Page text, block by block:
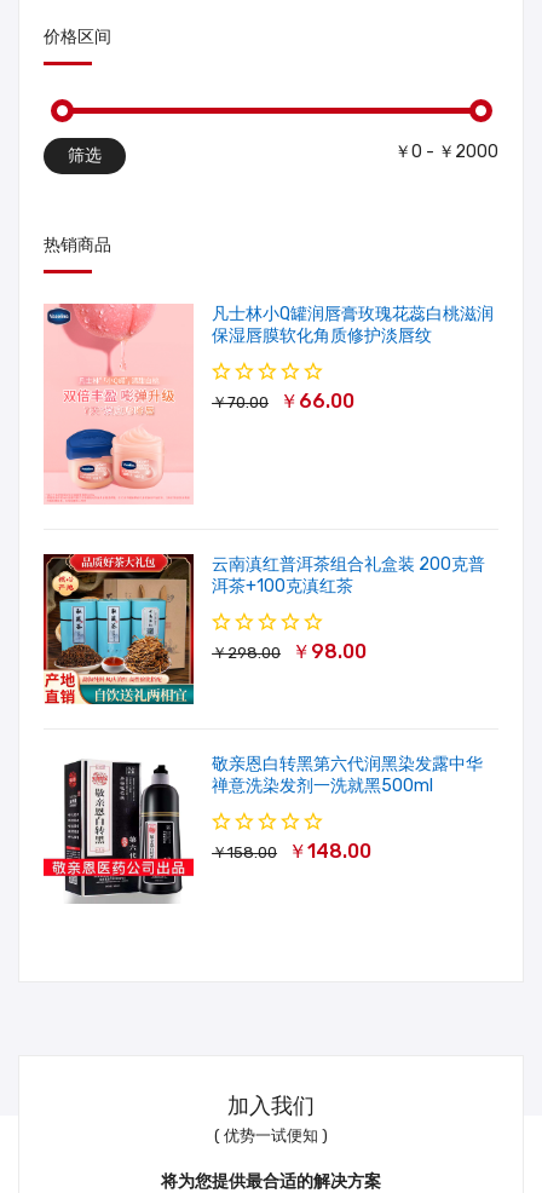
价格区间
筛选 ￥0 - ￥2000
热销商品
凡士林小Q罐润唇膏玫瑰花蕊白桃滋润
保湿唇膜软化角质修护淡唇纹
￥70.00 ￥66.00
云南滇红普洱茶组合礼盒装 200克普
洱茶+100克滇红茶
￥298.00 ￥98.00
敬亲恩白转黑第六代润黑染发露中华
禅意洗染发剂一洗就黑500ml
￥158.00 ￥148.00
加入我们
( 优势一试便知 )
将为您提供最合适的解决方案